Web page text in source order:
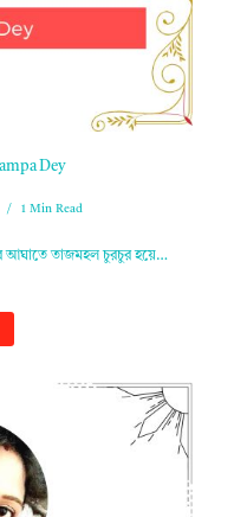
Dey
1 Min Read
আঘাতে তাজমহল চুরচুর হয়ে…